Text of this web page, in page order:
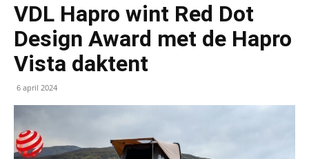
VDL Hapro wint Red Dot
Design Award met de Hapro
Vista daktent
6 april 2024